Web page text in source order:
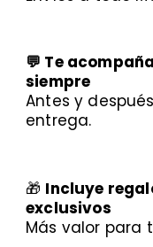
💬 Te
siempre
Antes y
entrega.
🎁 Incluye
exclusivos
Más valor para